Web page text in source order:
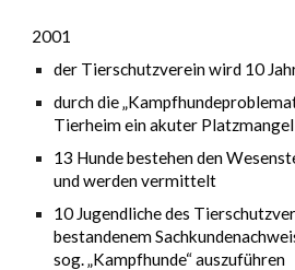
2001
der Tierschutzverein wird 10
durch die
Tierheim ein akuter Platzmangel
13 Hunde bestehen den
und werden vermittelt
10 Jugendliche des
bestandenem
sog. „Kampfhunde“ auszuführen